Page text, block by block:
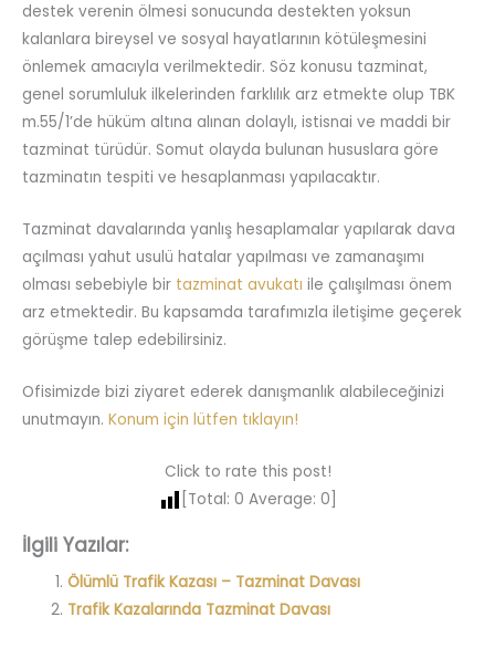
destek verenin ölmesi sonucunda destekten yoksun
kalanlara bireysel ve sosyal hayatlarının kötüleşmesini
önlemek amacıyla verilmektedir. Söz konusu tazminat,
genel sorumluluk ilkelerinden farklılık arz etmekte olup TBK
m.55/1’de hüküm altına alınan dolaylı, istisnai ve maddi bir
tazminat türüdür. Somut olayda bulunan hususlara göre
tazminatın tespiti ve hesaplanması yapılacaktır.
Tazminat davalarında yanlış hesaplamalar yapılarak dava
açılması yahut usulü hatalar yapılması ve zamanaşımı
olması sebebiyle bir tazminat avukatı ile çalışılması önem
arz etmektedir. Bu kapsamda tarafımızla iletişime geçerek
görüşme talep edebilirsiniz.
Ofisimizde bizi ziyaret ederek danışmanlık alabileceğinizi
unutmayın. Konum için lütfen tıklayın!
Click to rate this post!
[Total: 0 Average: 0
İlgili Yazılar:
Ölümlü Trafik Kazası – Tazminat Davası
Trafik Kazalarında Tazminat Davası